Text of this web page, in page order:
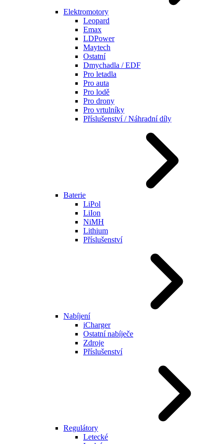
Elektromotory
Leopard
Emax
LDPower
Maytech
Ostatní
Dmychadla / EDF
Pro letadla
Pro auta
Pro lodě
Pro drony
Pro vrtulníky
Příslušenství / Náhradní díly
Baterie
LiPol
LiIon
NiMH
Lithium
Příslušenství
Nabíjení
iCharger
Ostatní nabíječe
Zdroje
Příslušenství
Regulátory
Letecké